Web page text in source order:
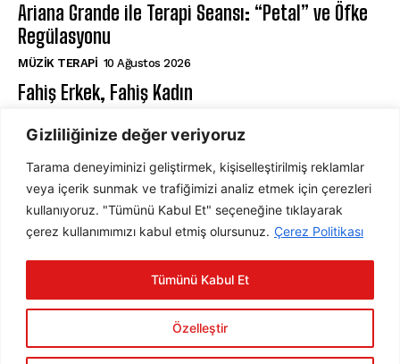
Gizliliğinize değer veriyoruz
Tarama deneyiminizi geliştirmek, kişiselleştirilmiş reklamlar
veya içerik sunmak ve trafiğimizi analiz etmek için çerezleri
kullanıyoruz. "Tümünü Kabul Et" seçeneğine tıklayarak
çerez kullanımımızı kabul etmiş olursunuz. Çerez Politikası
Özelleştir
Tümünü Kabul Et
Ariana Grande ile Terapi Seansı: “Petal” ve Öfke
Regülasyonu
MÜZIK TERAPI 10 Ağustos 2026
Fahiş Erkek, Fahiş Kadın
ABONE OL
ABONE OL
okudum, onaylıyorum.